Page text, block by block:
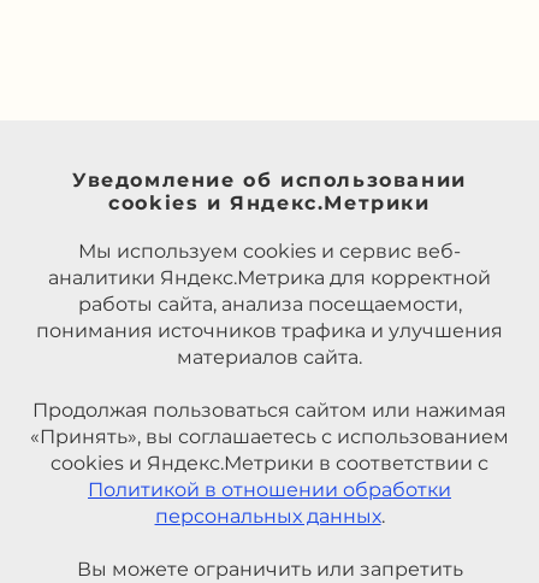
Уведомление об использовании
cookies и Яндекс.Метрики
Мы используем cookies и сервис веб-
аналитики Яндекс.Метрика для корректной
работы сайта, анализа посещаемости,
понимания источников трафика и улучшения
материалов сайта.
Продолжая пользоваться сайтом или нажимая
«Принять», вы соглашаетесь с использованием
cookies и Яндекс.Метрики в соответствии с
Политикой в отношении обработки
персональных данных.
Вы можете ограничить или запретить